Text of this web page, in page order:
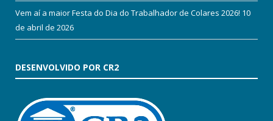
Vem aí a maior Festa do Dia do Trabalhador de Colares 2026! 10
de abril de 2026
DESENVOLVIDO POR CR2